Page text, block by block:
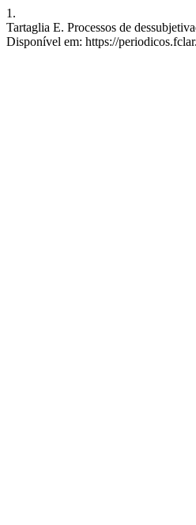
1.
Tartaglia E. Processos de
Disponível em: https://